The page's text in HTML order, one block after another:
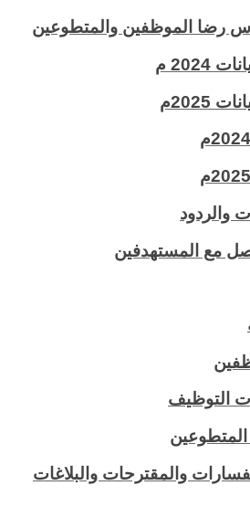
رضا الموظفين والمتطوعين
2024 م
2025م
والردود
مع المستهدفين
التوظيف
والمقترحات والبلاغات